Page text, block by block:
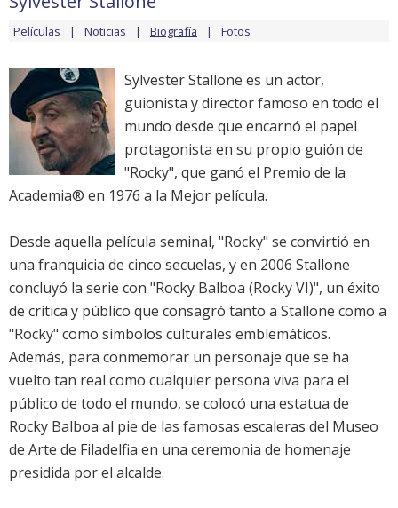
Películas Noticias Biografía Fotos
Sylvester Stallone es un actor,
guionista y director famoso en todo el
mundo desde que encarnó el papel
protagonista en su propio guión de
"Rocky", que ganó el Premio de la
Academia® en 1976 a la Mejor película.
Desde aquella película seminal, "Rocky" se convirtió en
una franquicia de cinco secuelas, y en 2006 Stallone
concluyó la serie con "Rocky Balboa (Rocky VI)", un éxito
de crítica y público que consagró tanto a Stallone como a
"Rocky" como símbolos culturales emblemáticos.
Además, para conmemorar un personaje que se ha
vuelto tan real como cualquier persona viva para el
público de todo el mundo, se colocó una estatua de
Rocky Balboa al pie de las famosas escaleras del Museo
de Arte de Filadelfia en una ceremonia de homenaje
presidida por el alcalde.